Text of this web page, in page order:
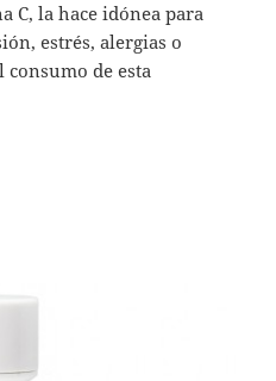
C, la hace idónea para
estrés, alergias o
de esta